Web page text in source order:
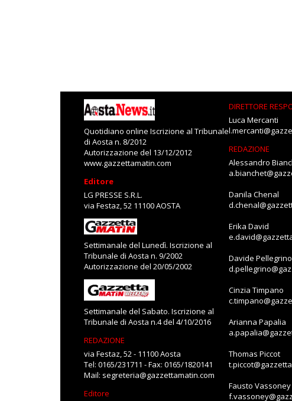
Quotidiano online Iscrizione al Tribunale
di Aosta n. 8/2012
Autorizzazione del 13/12/2012
www.gazzettamatin.com
Editore
LG PRESSE S.R.L.
via Festaz, 52 11100 AOSTA
Settimanale del Lunedì. Iscrizione al
Tribunale di Aosta n. 9/2002
Autorizzazione del 20/05/2002
Settimanale del Sabato. Iscrizione al
Tribunale di Aosta n.4 del 4/10/2016
REDAZIONE
via Festaz, 52 - 11100 Aosta
Tel: 0165/231711 - Fax: 0165/1820141
Mail: segreteria@gazzettamatin.com
Editore
DIRETTORE
Luca Mercanti
REDAZIONE
Alessandro
Danila Chenal
Erika David
Davide Pellegrino
Cinzia Timpano
Arianna Papalia
Thomas Piccot
Fausto Vassoney